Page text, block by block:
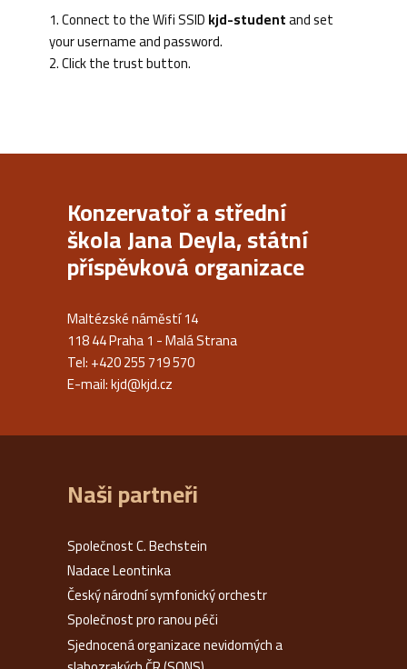
1. Connect to the Wifi SSIDkjd-studentand set
your username and password.
2.Click the trust button.
Konzervatoř a střední
škola Jana Deyla, státní
příspěvková organizace
Maltézské náměstí 14
118 44 Praha 1 - Malá Strana
Tel: +420 255 719 570
E-mail:kjd@kjd.cz
Naši partneři
Společnost C. Bechstein
Nadace Leontinka
Český národní symfonický orchestr
Společnost pro ranou péči
Sjednocená organizace nevidomých a